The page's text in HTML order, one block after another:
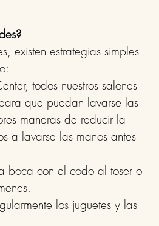
existen estrategias simples
todos nuestros salones
que puedan lavarse las
maneras de reducir la
a lavarse las manos antes
boca con el codo al toser o
los juguetes y las